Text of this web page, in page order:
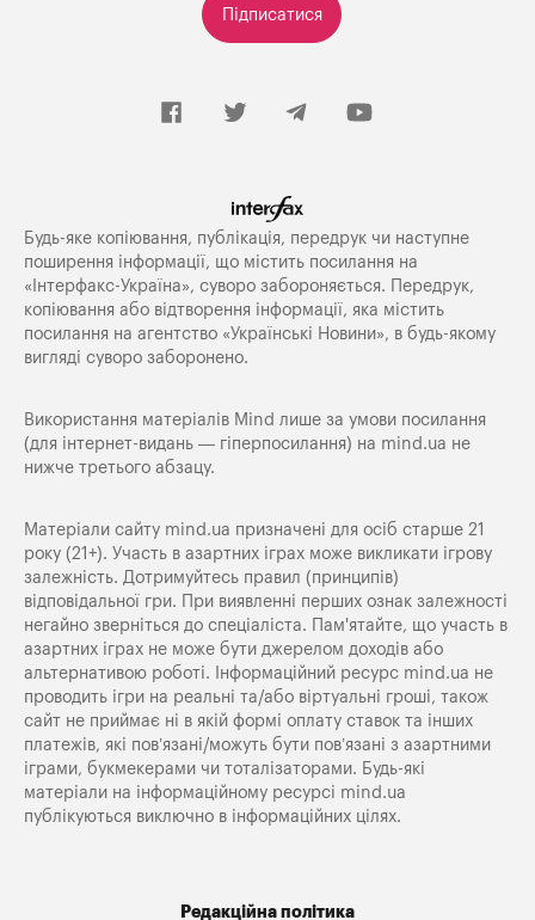
Підписатися
Будь-яке копiювання, публiкацiя, передрук чи наступне
поширення iнформацiї, що мiстить посилання на
«Iнтерфакс-Україна», суворо забороняється. Передрук,
копіювання або відтворення інформації, яка містить
посилання на агентство «Українські Новини», в будь-якому
вигляді суворо заборонено.
Використання матеріалів Mind лише за умови посилання
(для інтернет-видань — гіперпосилання) на mind.ua не
нижче третього абзацу.
Матеріали сайту mind.ua призначені для осіб старше 21
року (21+). Участь в азартних іграх може викликати ігрову
залежність. Дотримуйтесь правил (принципів)
відповідальної гри. При виявленні перших ознак залежності
негайно зверніться до спеціаліста. Пам'ятайте, що участь в
азартних іграх не може бути джерелом доходів або
альтернативою роботі. Інформаційний ресурс mind.ua не
проводить ігри на реальні та/або віртуальні гроші, також
сайт не приймає ні в якій формі оплату ставок та інших
платежів, які пов’язані/можуть бути пов’язані з азартними
іграми, букмекерами чи тоталізаторами. Будь-які
матеріали на інформаційному ресурсі mind.ua
публікуються виключно в інформаційних цілях.
Редакційна політика